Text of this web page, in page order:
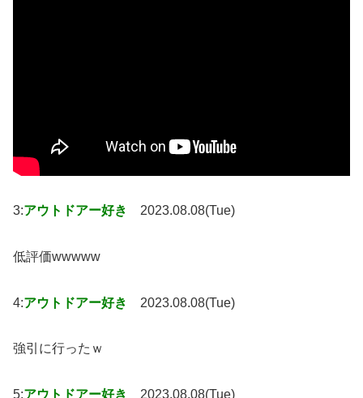
3:アウトドアー好き 2023.08.08(Tue)
低評価wwwww
4:アウトドアー好き 2023.08.08(Tue)
強引に行ったｗ
5:アウトドアー好き 2023.08.08(Tue)